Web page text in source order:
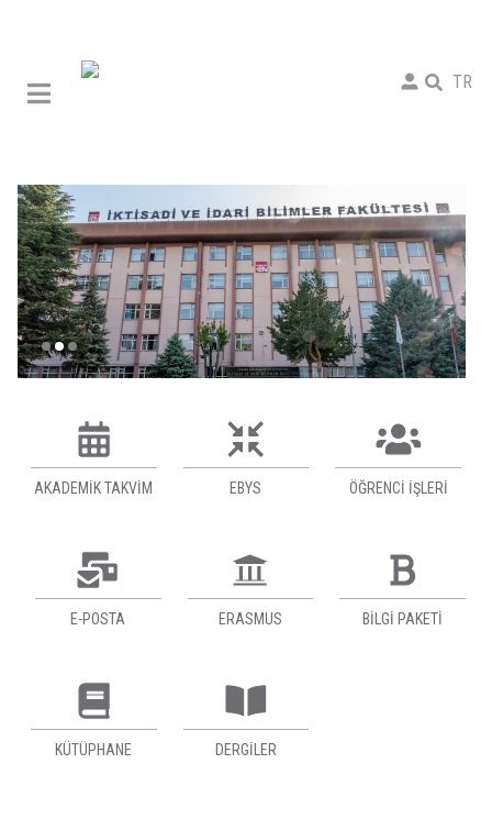
TR
AKADEMIK TAKVIM EBYS ÖĞRENCI İŞLERI
E-POSTA ERASMUS BİLGİ PAKETİ
KÜTÜPHANE DERGILER